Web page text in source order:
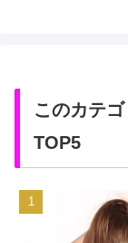
このカテ
TOP5